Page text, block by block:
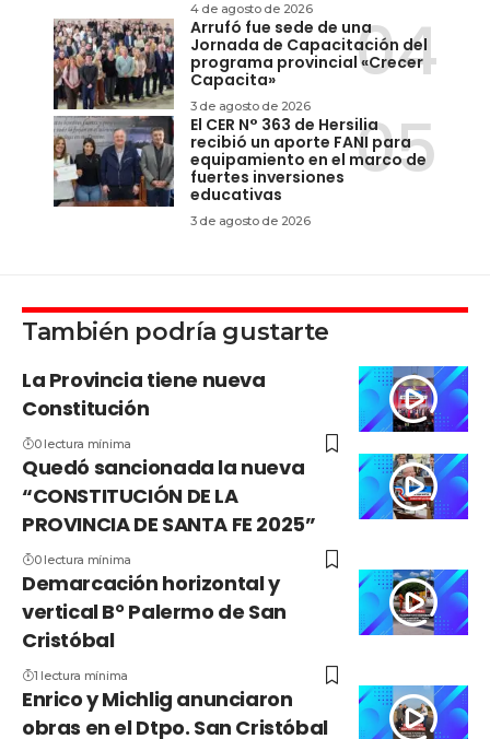
4 de agosto de 2026
Arrufó fue sede de una
Jornada de Capacitación del
programa provincial «Crecer
Capacita»
3 de agosto de 2026
El CER N° 363 de Hersilia
recibió un aporte FANI para
equipamiento en el marco de
fuertes inversiones
educativas
3 de agosto de 2026
También podría gustarte
La Provincia tiene nueva
Constitución
0 lectura mínima
Quedó sancionada la nueva
“CONSTITUCIÓN DE LA
PROVINCIA DE SANTA FE 2025”
0 lectura mínima
Demarcación horizontal y
vertical B° Palermo de San
Cristóbal
1 lectura mínima
Enrico y Michlig anunciaron
obras en el Dtpo. San Cristóbal